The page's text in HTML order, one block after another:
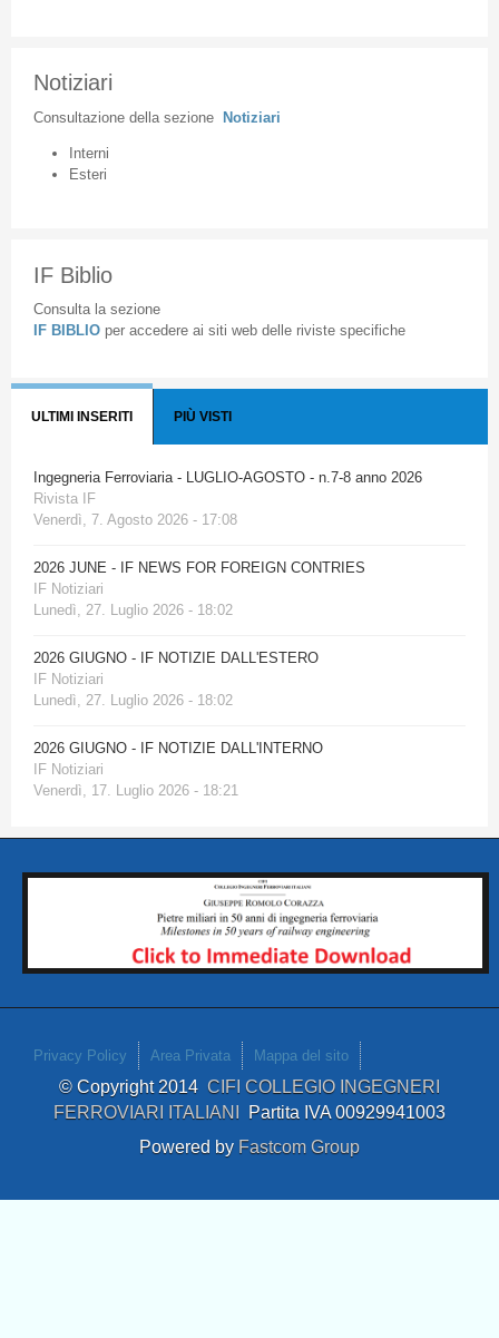
Notiziari
Consultazione della sezione Notiziari
Interni
Esteri
IF Biblio
Consulta la sezione
IF BIBLIO per accedere ai siti web delle riviste specifiche
ULTIMI INSERITI PIÙ VISTI
Ingegneria Ferroviaria - LUGLIO-AGOSTO - n.7-8 anno 2026
Rivista IF
Venerdì, 7. Agosto 2026 - 17:08
2026 JUNE - IF NEWS FOR FOREIGN CONTRIES
IF Notiziari
Lunedì, 27. Luglio 2026 - 18:02
2026 GIUGNO - IF NOTIZIE DALL'ESTERO
IF Notiziari
Lunedì, 27. Luglio 2026 - 18:02
2026 GIUGNO - IF NOTIZIE DALL'INTERNO
IF Notiziari
Venerdì, 17. Luglio 2026 - 18:21
Privacy Policy Area Privata Mappa del sito
© Copyright 2014 CIFI COLLEGIO INGEGNERI
FERROVIARI ITALIANI Partita IVA 00929941003
Powered by Fastcom Group